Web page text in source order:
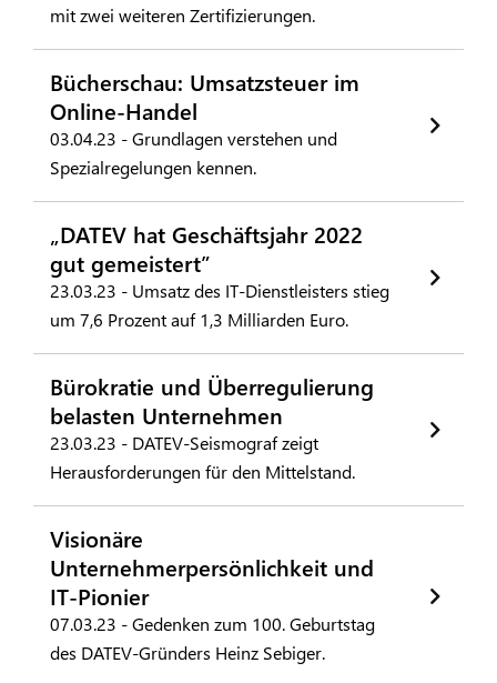
mit zwei weiteren Zertifizierungen.
Bücherschau: Umsatzsteuer im
Online-Handel
03.04.23 - Grundlagen verstehen und
Spezialregelungen kennen.
„DATEV hat Geschäftsjahr 2022
gut gemeistert”
23.03.23 - Umsatz des IT-Dienstleisters stieg
um 7,6 Prozent auf 1,3 Milliarden Euro.
Bürokratie und Überregulierung
belasten Unternehmen
23.03.23 - DATEV-Seismograf zeigt
Herausforderungen für den Mittelstand.
Visionäre
Unternehmerpersönlichkeit und
IT-Pionier
07.03.23 - Gedenken zum 100. Geburtstag
des DATEV-Gründers Heinz Sebiger.